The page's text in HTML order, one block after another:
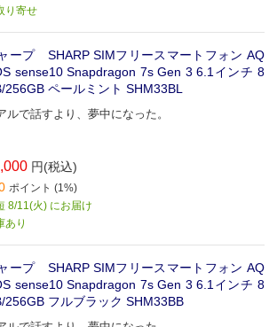
り寄せ
ープ SHARP SIMフリースマートフォン AQ
sense10 Snapdragon 7s Gen 3 6.1インチ 8
256GB ペールミント SHM33BL
ルで話すより、夢中になった。
円(税込)
ポイント (1%)
8/11(火) にお届け
あり
ープ SHARP SIMフリースマートフォン AQ
sense10 Snapdragon 7s Gen 3 6.1インチ 8
256GB フルブラック SHM33BB